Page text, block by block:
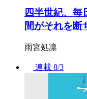
四半世紀、毎
間がそれを断
雨宮処凛
連載 8/3